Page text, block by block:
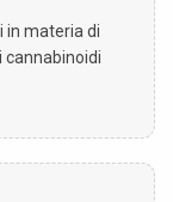
in materia di
cannabinoidi